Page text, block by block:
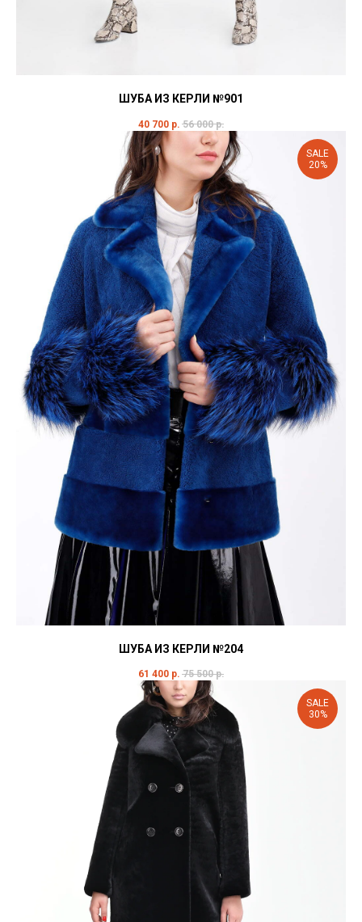
ШУБА ИЗ КЕРЛИ №901
40 700 р. 56 000 р.
SALE
20%
ШУБА ИЗ КЕРЛИ №204
61 400 р. 75 500 р.
SALE
30%